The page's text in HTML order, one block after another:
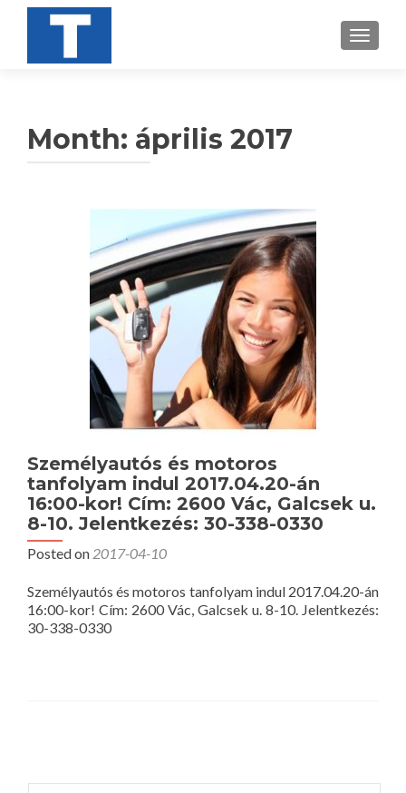
Month: április 2017
Személyautós és motoros
tanfolyam indul 2017.04.20-án
16:00-kor! Cím: 2600 Vác, Galcsek u.
8-10. Jelentkezés: 30-338-0330
Posted on 2017-04-10
Személyautós és motoros tanfolyam indul 2017.04.20-án
16:00-kor! Cím: 2600 Vác, Galcsek u. 8-10. Jelentkezés:
30-338-0330
navigation